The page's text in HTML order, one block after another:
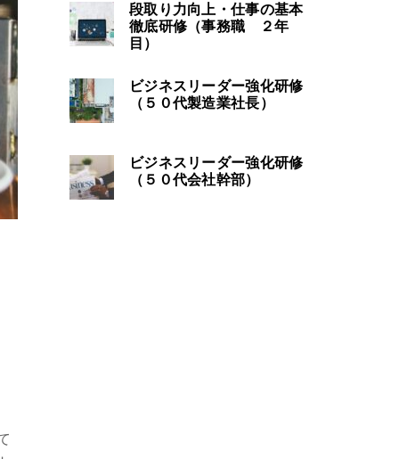
段取り力向上・仕事の基本
徹底研修（事務職 ２年
目）
ビジネスリーダー強化研修
（５０代製造業社長）
ビジネスリーダー強化研修
（５０代会社幹部）